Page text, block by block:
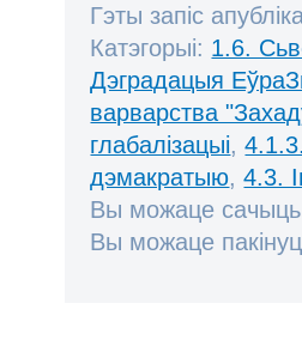
Гэты запіс
Катэгорыі: 1.6.
Дэградацыя
варварства
глабалізацыі,
дэмакратыю,4.3.
Вы можаце
Вы можаце